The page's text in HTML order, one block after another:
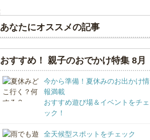
あなたにオススメの記事
おすすめ！ 親子のおでかけ特集 8月
今から準備！夏休みのお出かけ情
報満載
おすすめ遊び場＆イベントをチェ
ック！
全天候型スポットをチェック